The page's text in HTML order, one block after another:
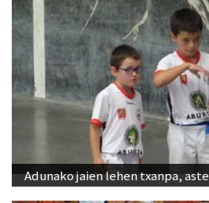
Adunako jaien lehen txanpa,